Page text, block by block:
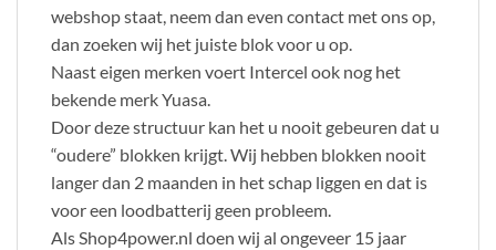
webshop staat, neem dan even contact met ons op,
dan zoeken wij het juiste blok voor u op.
Naast eigen merken voert Intercel ook nog het
bekende merk Yuasa.
Door deze structuur kan het u nooit gebeuren dat u
“oudere” blokken krijgt. Wij hebben blokken nooit
langer dan 2 maanden in het schap liggen en dat is
voor een loodbatterij geen probleem.
Als Shop4power.nl doen wij al ongeveer 15 jaar